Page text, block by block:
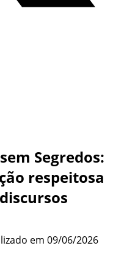
Segredos:
respeitosa
em 09/06/2026